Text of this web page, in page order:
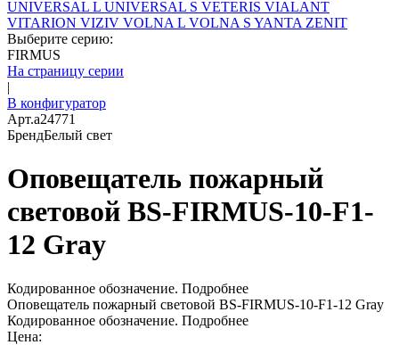
UNIVERSAL L UNIVERSAL S VETERIS VIALANT
VITARION VIZIV VOLNA L VOLNA S YANTA ZENIT
Выберите серию:
FIRMUS
На страницу серии
|
В конфигуратор
Арт.a24771
БрендБелый свет
Оповещатель пожарный
световой BS-FIRMUS-10-F1-
12 Gray
Кодированное обозначение. Подробнее
Оповещатель пожарный световой BS-FIRMUS-10-F1-12 Gray
Кодированное обозначение. Подробнее
Цена: